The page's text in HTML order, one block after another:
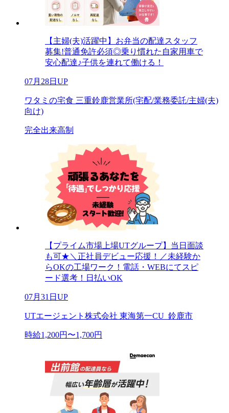
【主婦(夫)活躍中】お弁当の配達スタッフ
募集!普通免許必須◎乗り慣れた自家用車で
安心配達♪子供を連れて働ける！
07月28日UP
ワタミの宅食 三重鈴鹿営業所(宅配/業務委託/主婦(夫)
向け)
完全出来高制
【プライム市場上場UTグループ】当日面談
も可★＼正社員デビュー応援！／未経験か
らOKの工場ワーク！電話・WEBにてスピ
ード選考！日払いOK
07月31日UP
UTエージェント株式会社 東海第一CU_鈴鹿市
時給1,200円〜1,700円